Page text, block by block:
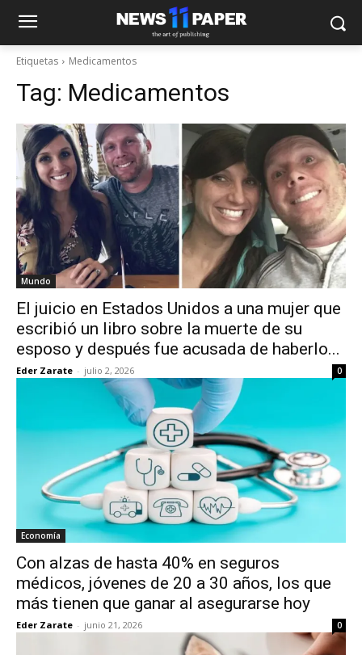
Etiquetas Medicamentos
Tag: Medicamentos
Mundo
El juicio en Estados Unidos a una mujer que
escribió un libro sobre la muerte de su
esposo y después fue acusada de haberlo...
Eder Zarate - julio 2, 2026 0
Economía
Con alzas de hasta 40% en seguros
médicos, jóvenes de 20 a 30 años, los que
más tienen que ganar al asegurarse hoy
Eder Zarate - junio 21, 2026 0